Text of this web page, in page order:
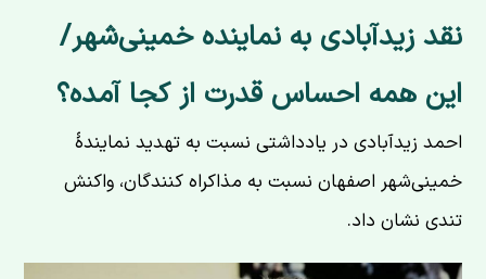
نقد زیدآبادی به نماینده خمینی‌شهر/
این همه احساس قدرت از کجا آمده؟
احمد زیدآبادی در یادداشتی نسبت به تهدید نمایندهٔ
خمینی‌شهر اصفهان نسبت به مذاکراه کنندگان، واکنش
تندی نشان داد.